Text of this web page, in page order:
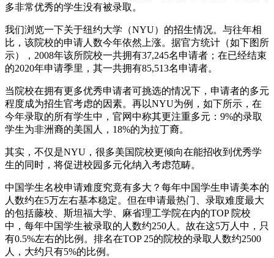
多非常优秀的学生没有被录取。
我们浏览一下关于纽约大学（NYU）的招生情况。与往年相
比，该院校的申请人数今年依然上涨。据官方统计（如下图所
示），2008年该所院校一共拥有37,245名申请者；在已经结束
的2020年申请季里，其一共拥有85,513名申请者。
当院校在拥有更多优秀申请者可挑选的情况下，申请者的多元
程度成为招生官考虑的因素。再以NYU为例，如下所示，在
今年录取的所有学生中，官网中称其更注重多元：9%的录取
学生为非洲裔的美国人，18%的为拉丁裔。
其实，不仅是NYU，很多美国院校更倾向在能招收到优秀学
生的同时，将促进校园多元化纳入考虑范畴。
中国学生名校申请难度究竟有多大？每年中国学生申请美本的
人数约在5万左右基本稳定。但在申请最热门、录取难度最大
的包括藤校、斯坦福大学、麻省理工学院在内的TOP 院校
中，每年中国学生被录取的人数约250人。故在这5万人中，只
有0.5%左右的比例。排名在TOP 25的院校的录取人数约2500
人，大约只有5%的比例。